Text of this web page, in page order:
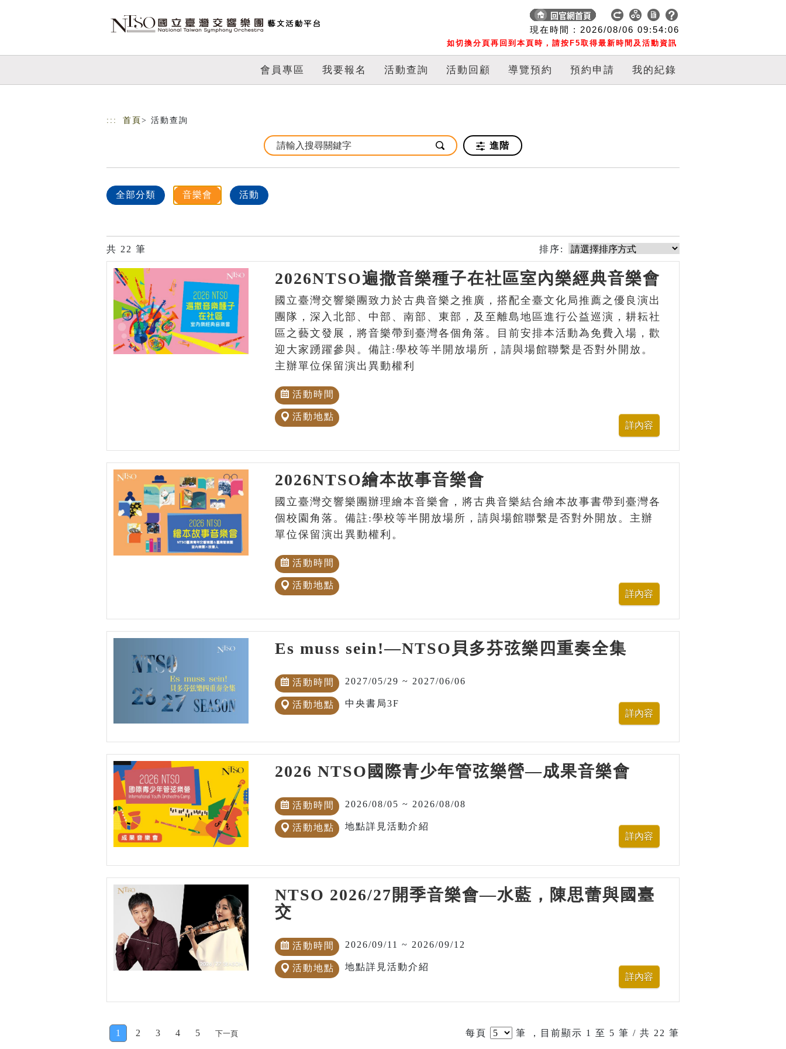
現在時間 : 2026/08/06 09:54:07
如切換分頁再回到本頁時，請按F5取得最新時間及活動資訊
會員專區 我要報名 活動查詢 活動回顧 導覽預約 預約申請 我的紀錄
::: 首頁 > 活動查詢
進階
全部分類 音樂會 活動
共 22 筆 排序:
2026NTSO遍撒音樂種子在社區室內樂經典音樂會
國立臺灣交響樂團致力於古典音樂之推廣，搭配全臺文化局推薦之優良演出
團隊，深入北部、中部、南部、東部，及至離島地區進行公益巡演，耕耘社
區之藝文發展，將音樂帶到臺灣各個角落。目前安排本活動為免費入場，歡
迎大家踴躍參與。備註:學校等半開放場所，請與場館聯繫是否對外開放。
主辦單位保留演出異動權利
活動時間
活動地點
2026NTSO繪本故事音樂會
國立臺灣交響樂團辦理繪本音樂會，將古典音樂結合繪本故事書帶到臺灣各
個校園角落。備註:學校等半開放場所，請與場館聯繫是否對外開放。主辦
單位保留演出異動權利。
活動時間
活動地點
Es muss sein!—NTSO貝多芬弦樂四重奏全集
活動時間 2027/05/29 ~ 2027/06/06
活動地點 中央書局3F
2026 NTSO國際青少年管弦樂營—成果音樂會
活動時間 2026/08/05 ~ 2026/08/08
活動地點 地點詳見活動介紹
NTSO 2026/27開季音樂會—水藍，陳思蕾與國臺
交
活動時間 2026/09/11 ~ 2026/09/12
活動地點 地點詳見活動介紹
1 2 3 4 5 下一頁 每頁 筆 ，目前顯示 1 至 5 筆 / 共 22 筆